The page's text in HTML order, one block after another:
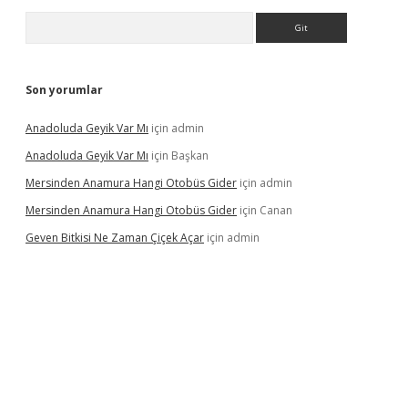
Son yorumlar
Anadoluda Geyik Var Mı için admin
Anadoluda Geyik Var Mı için Başkan
Mersinden Anamura Hangi Otobüs Gider için admin
Mersinden Anamura Hangi Otobüs Gider için Canan
Geven Bitkisi Ne Zaman Çiçek Açar için admin